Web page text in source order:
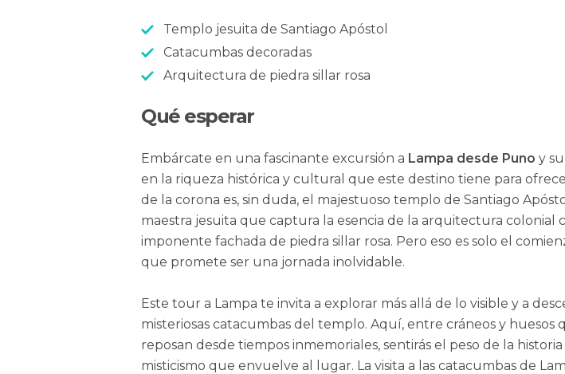
Templo jesuita de Santiago Apóstol
Catacumbas decoradas
Arquitectura de piedra sillar rosa
Qué esperar
Embárcate en una fascinante excursión a Lampa desde Puno y
en la riqueza histórica y cultural que este destino tiene para
de la corona es, sin duda, el majestuoso templo de Santiago
maestra jesuita que captura la esencia de la arquitectura colonial
imponente fachada de piedra sillar rosa. Pero eso es solo el
que promete ser una jornada inolvidable.
Este tour a Lampa te invita a explorar más allá de lo visible y a
misteriosas catacumbas del templo. Aquí, entre cráneos y huesos
reposan desde tiempos inmemoriales, sentirás el peso de la historia
misticismo que envuelve al lugar. La visita a las catacumbas de